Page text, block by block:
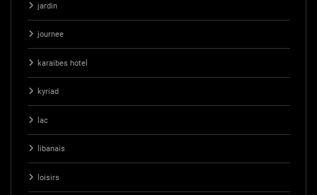
jardin
journee
karaibes hotel
kyriad
lac
libanais
loisirs